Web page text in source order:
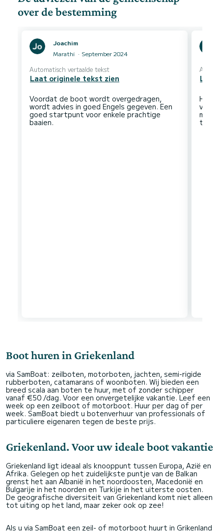
over de bestemming
Joachim
Marathi
September 2024
Automatisch vertaalde tekst
Laat originele tekst zien
Voordat de boot wordt overgedragen,
wordt advies in goed Engels gegeven. Een
goed startpunt voor enkele prachtige
Laat
Het
Boot huren in Griekenland
via SamBoat: zeilboten, motorboten, jachten, semi-rigide
rubberboten, catamarans of woonboten. Wij bieden een
breed scala aan boten te huur, met of zonder schipper
vanaf €50 /dag. Voor een onvergetelijke vakantie. Leef een
week op een zeilboot of motorboot. Huur per dag of per
week. SamBoat biedt u botenverhuur van professionals of
particuliere eigenaren tegen de beste prijs.
Griekenland. Voor uw ideale boot vakantie
Griekenland ligt ideaal als knooppunt tussen Europa, Azië en
Afrika. Gelegen op het zuidelijkste puntje van de Balkan
grenst het aan Albanië in het noordoosten, Macedonië en
Bulgarije in het noorden en Turkije in het uiterste oosten.
De geografische diversiteit van Griekenland komt niet alleen
tot uiting op het land, maar zeker ook op zee!
Als u via SamBoat een zeil- of motorboot huurt in Grikenland